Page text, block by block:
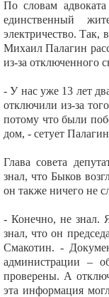
По словам
единственный
электричество. Так,
Михаил Палагин
из-за отключенного
- У нас уже 13 лет
отключили из-за
потому что были
дом, - сетует
Глава совета
знал, что Быков
он также ничего не
- Конечно, не знал.
знал, что он
Смакотин. -
администрации –
проверены. А
эта информация